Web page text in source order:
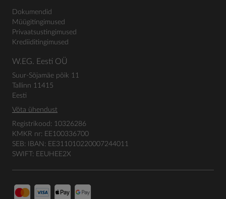
Dokumendid
Müügitingimused
Privaatsustingimused
Krediiditingimused
W.EG. Eesti OÜ
Suur-Sõjamäe põik 11
Tallinn 11415
Eesti
Võta ühendust
Registrikood: 10326286
KMKR nr: EE100336700
SEB: IBAN: EE311010220007244011
SWIFT: EEUHEE2X